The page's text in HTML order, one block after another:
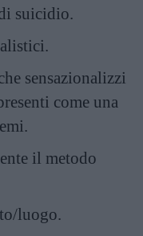
suicidio.
sensazionalizzi
come una
il metodo
luogo.